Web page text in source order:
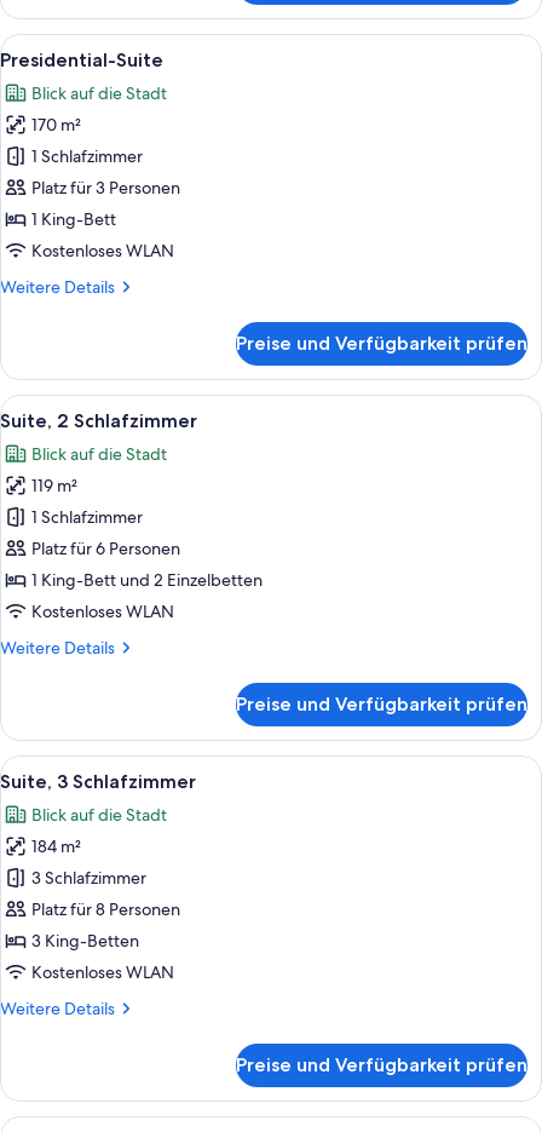
Deluxe-
Suite
Alle
Fotos
für
Presidential-
Suite
anzeigen
Presidential-Suite |
6
Presidential-Suite
Blick auf die Stadt
170 m²
1 Schlafzimmer
Platz für 3 Personen
1 King-Bett
Kostenloses WLAN
Weitere Details
Weitere
Suite
Preise und Verfügbarkeit prüfen
Alle
Fotos
für
Suite,
2 Schlafzimmer
anzeigen
5
Suite, 2 Schlafzimmer
Blick auf die Stadt
119 m²
1 Schlafzimmer
Platz für 6 Personen
1 King-Bett und 2 Einzelbetten
Kostenloses WLAN
Weitere Details
Weitere
2 Schlafzimmer
Preise und Verfügbarkeit prüfen
Alle
Fotos
für
Suite,
3 Schlafzimmer
anzeigen
Ein Hotelzimmer mit einem großen
5
Suite, 3 Schlafzimmer
Blick auf die Stadt
184 m²
3 Schlafzimmer
Platz für 8 Personen
3 King-Betten
Kostenloses WLAN
Weitere Details
Weitere
3 Schlafzimmer
Preise und Verfügbarkeit prüfen
Suite, 2 Einzelbetten |